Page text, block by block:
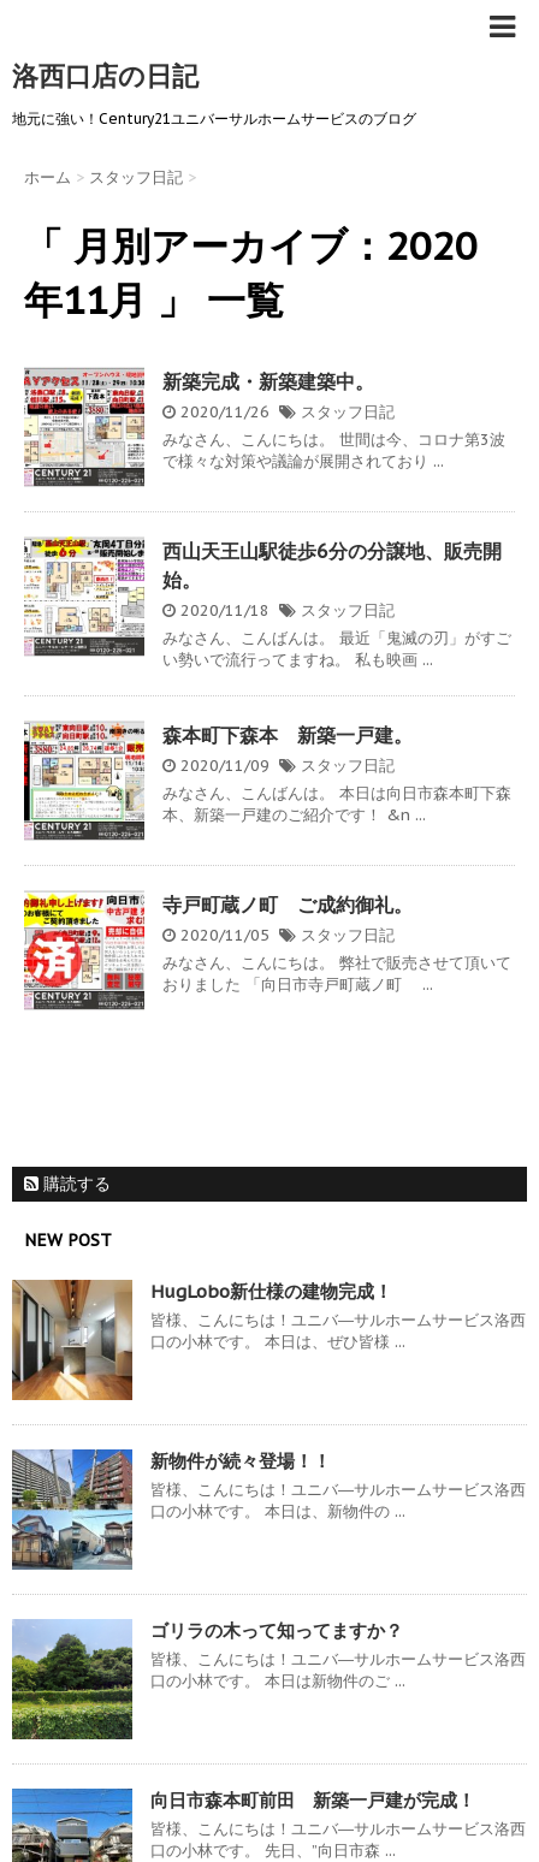
洛西口店の日記
地元に強い！Century21ユニバーサルホームサービスのブログ
ホーム > スタッフ日記 >
「 月別アーカイブ：2020
年11月 」 一覧
新築完成・新築建築中。
2020/11/26
スタッフ日記
みなさん、こんにちは。 世間は今、コロナ第3波
で様々な対策や議論が展開されており ...
西山天王山駅徒歩6分の分譲地、販売開
始。
2020/11/18
スタッフ日記
みなさん、こんばんは。 最近「鬼滅の刃」がすご
い勢いで流行ってますね。 私も映画 ...
森本町下森本 新築一戸建。
2020/11/09
スタッフ日記
みなさん、こんばんは。 本日は向日市森本町下森
本、新築一戸建のご紹介です！ &n ...
寺戸町蔵ノ町 ご成約御礼。
2020/11/05
スタッフ日記
みなさん、こんにちは。 弊社で販売させて頂いて
おりました 「向日市寺戸町蔵ノ町 ...
購読する
NEW POST
HugLobo新仕様の建物完成！
皆様、こんにちは！ユニバ―サルホームサービス洛西
口の小林です。 本日は、ぜひ皆様 ...
新物件が続々登場！！
皆様、こんにちは！ユニバ―サルホームサービス洛西
口の小林です。 本日は、新物件の ...
ゴリラの木って知ってますか？
皆様、こんにちは！ユニバ―サルホームサービス洛西
口の小林です。 本日は新物件のご ...
向日市森本町前田 新築一戸建が完成！
皆様、こんにちは！ユニバ―サルホームサービス洛西
口の小林です。 先日、”向日市森 ...